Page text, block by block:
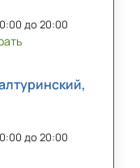
до 20:00
до 20:00